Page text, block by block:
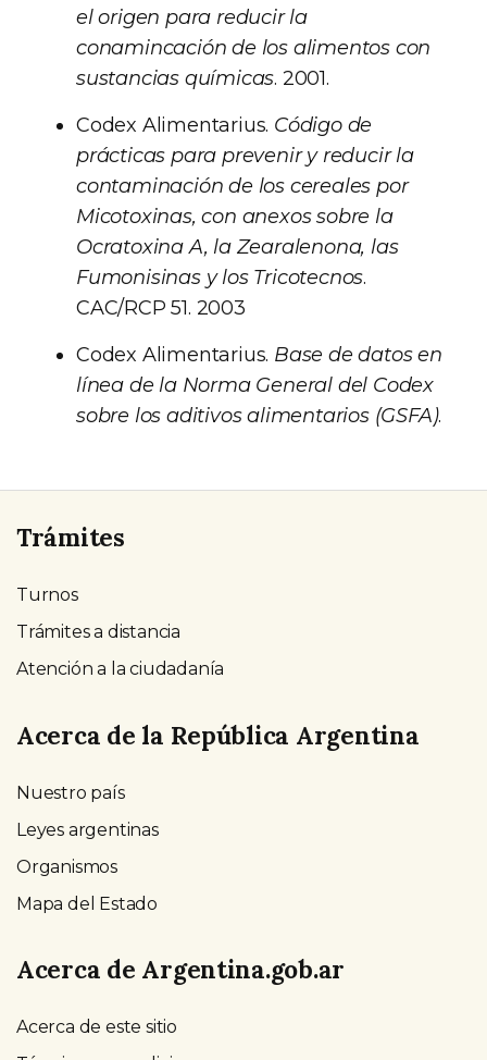
el origen para reducir la
conamincación de los alimentos con
sustancias químicas. 2001.
Codex Alimentarius. Código de
prácticas para prevenir y reducir la
contaminación de los cereales por
Micotoxinas, con anexos sobre la
Ocratoxina A, la Zearalenona, las
Fumonisinas y los Tricotecnos.
CAC/RCP 51. 2003
Codex Alimentarius. Base de datos en
línea de la Norma General del Codex
sobre los aditivos alimentarios (GSFA).
Trámites
Turnos
Trámites a distancia
Atención a la ciudadanía
Acerca de la República Argentina
Nuestro país
Leyes argentinas
Organismos
Mapa del Estado
Acerca de Argentina.gob.ar
Acerca de este sitio